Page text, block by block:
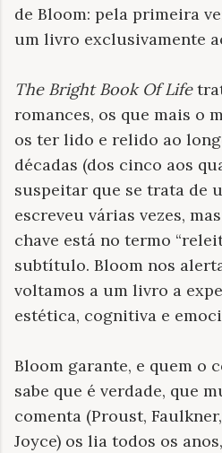
de Bloom: pela primeira
um livro exclusivamente
The Bright Book Of Life
romances, os que mais o
os ter lido e relido ao
décadas (dos cinco aos
suspeitar que se trata de
escreveu várias vezes,
chave está no termo
subtítulo. Bloom nos
voltamos a um livro a
estética, cognitiva e
Bloom garante, e quem o
sabe que é verdade, que
comenta (Proust,
Joyce) os lia todos os